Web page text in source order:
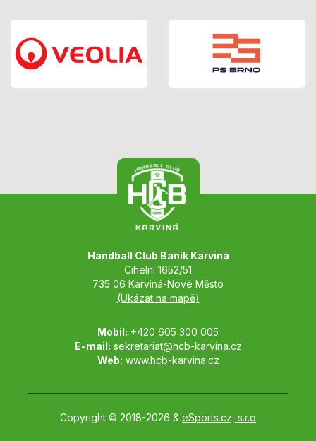
Handball Club Baník Karviná
Cihelní 1652/51
735 06 Karviná-Nové Město
(Ukázat na mapě)
Mobil: +420 605 300 005
E-mail: sekretariat@hcb-karvina.cz
Web: www.hcb-karvina.cz
Copyright © 2018-2026 & eSports.cz, s.r.o